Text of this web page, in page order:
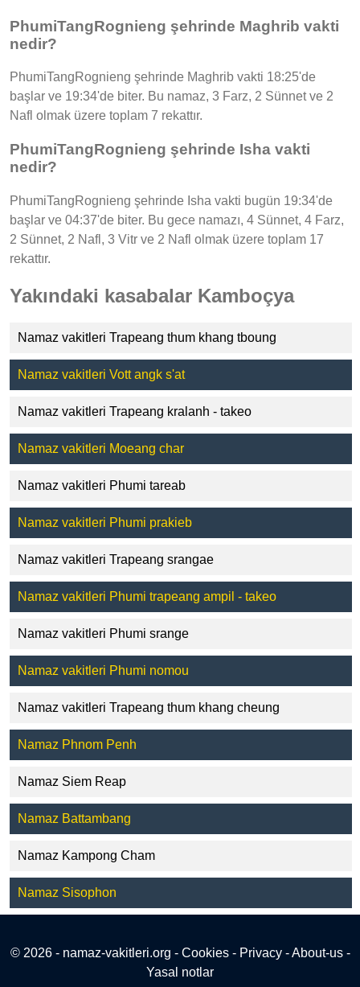
PhumiTangRognieng şehrinde Maghrib vakti
nedir?
PhumiTangRognieng şehrinde Maghrib vakti 18:25'de
başlar ve 19:34'de biter. Bu namaz, 3 Farz, 2 Sünnet ve 2
Nafl olmak üzere toplam 7 rekattır.
PhumiTangRognieng şehrinde Isha vakti
nedir?
PhumiTangRognieng şehrinde Isha vakti bugün 19:34'de
başlar ve 04:37'de biter. Bu gece namazı, 4 Sünnet, 4 Farz,
2 Sünnet, 2 Nafl, 3 Vitr ve 2 Nafl olmak üzere toplam 17
rekattır.
Yakındaki kasabalar Kamboçya
Namaz vakitleri Trapeang thum khang tboung
Namaz vakitleri Vott angk s'at
Namaz vakitleri Trapeang kralanh - takeo
Namaz vakitleri Moeang char
Namaz vakitleri Phumi tareab
Namaz vakitleri Phumi prakieb
Namaz vakitleri Trapeang srangae
Namaz vakitleri Phumi trapeang ampil - takeo
Namaz vakitleri Phumi srange
Namaz vakitleri Phumi nomou
Namaz vakitleri Trapeang thum khang cheung
Namaz Phnom Penh
Namaz Siem Reap
Namaz Battambang
Namaz Kampong Cham
Namaz Sisophon
© 2026 - namaz-vakitleri.org - Cookies- Privacy-About-us-
Yasal notlar